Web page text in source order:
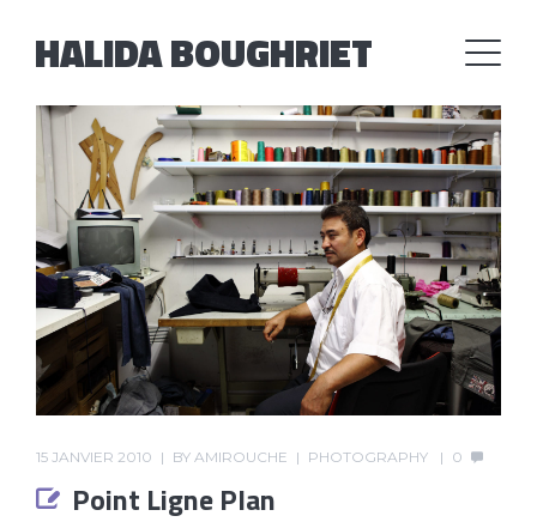
HALIDA BOUGHRIET
15 JANVIER 2010 BY AMIROUCHE PHOTOGRAPHY 0
Point Ligne Plan